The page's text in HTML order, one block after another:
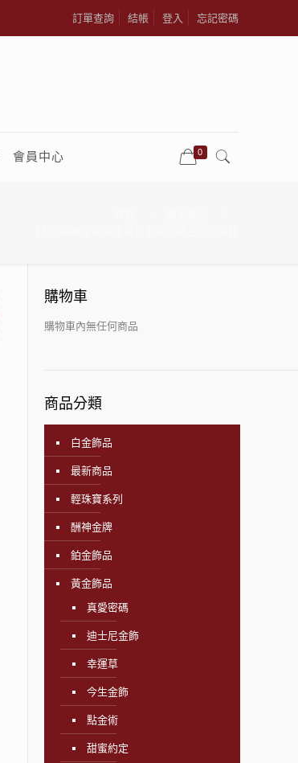
訂單查詢 結帳 登入 忘記密碼
會員中心 0
購物車
購物車內無任何商品
商品分類
白金飾品
最新商品
輕珠寶系列
酬神金牌
鉑金飾品
黃金飾品
真愛密碼
迪士尼金飾
幸運草
今生金飾
點金術
甜蜜約定